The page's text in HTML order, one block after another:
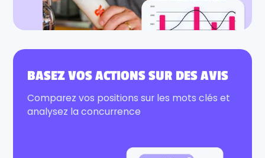
BASEZ VOS ACTIONS SUR DES AVIS
Comparez vos positions sur les mots clés et
analysez la concurrence